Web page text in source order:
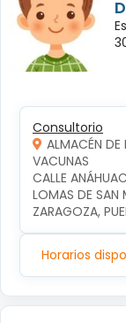
Consultorio
ALMACÉN
VACUNAS
CALLE
LOMAS DE SAN
ZARAGOZA,
Horarios